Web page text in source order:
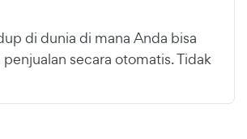
di dunia di mana Anda bisa
secara otomatis. Tidak